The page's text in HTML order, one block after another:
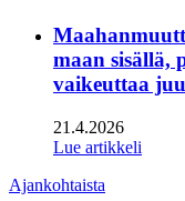
maan sisällä,
vaikeuttaa
21.4.2026
Lue artikkeli
Ajankohtaista